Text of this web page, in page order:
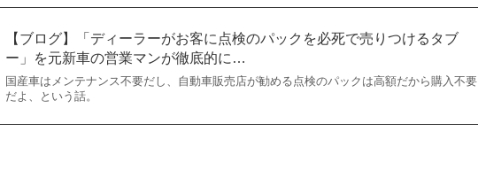
【ブログ】「ディーラーがお客に点検のパックを必死で売りつけるタブ
ー」を元新車の営業マンが徹底的に…
国産車はメンテナンス不要だし、自動車販売店が勧める点検のパックは高額だから購入不要
だよ、という話。